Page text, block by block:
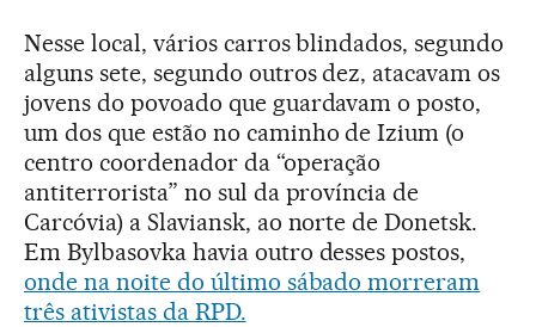
Nesse local, vários carros blindados, segundo
alguns sete, segundo outros dez, atacavam os
jovens do povoado que guardavam o posto,
um dos que estão no caminho de Izium (o
centro coordenador da “operação
antiterrorista” no sul da província de
Carcóvia) a Slaviansk, ao norte de Donetsk.
Em Bylbasovka havia outro desses postos,
onde na noite do último sábado morreram
três ativistas da RPD.